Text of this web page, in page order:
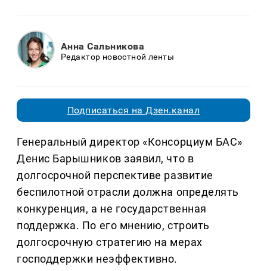
Анна Сальникова
Редактор новостной ленты
Подписаться на Дзен.канал
Генеральный директор «Консорциум БАС»
Денис Барышников заявил, что в
долгосрочной перспективе развитие
беспилотной отрасли должна определять
конкуренция, а не государственная
поддержка. По его мнению, строить
долгосрочную стратегию на мерах
господдержки неэффективно.